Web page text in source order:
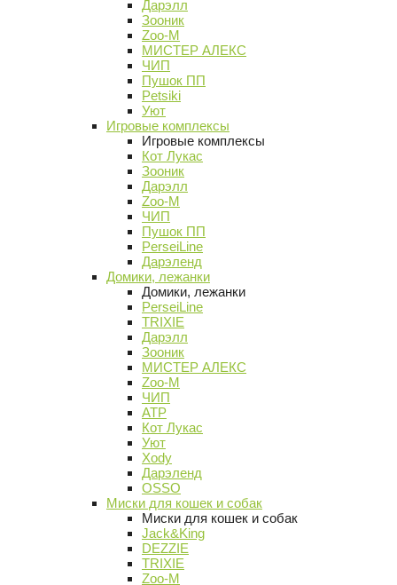
Дарэлл
Зооник
Zoo-M
МИСТЕР АЛЕКС
ЧИП
Пушок ПП
Petsiki
Уют
Игровые комплексы
Игровые комплексы
Кот Лукас
Зооник
Дарэлл
Zoo-M
ЧИП
Пушок ПП
PerseiLine
Дарэленд
Домики, лежанки
Домики, лежанки
PerseiLine
TRIXIE
Дарэлл
Зооник
МИСТЕР АЛЕКС
Zoo-M
ЧИП
АТР
Кот Лукас
Уют
Xody
Дарэленд
OSSO
Миски для кошек и собак
Миски для кошек и собак
Jack&King
DEZZIE
TRIXIE
Zoo-M